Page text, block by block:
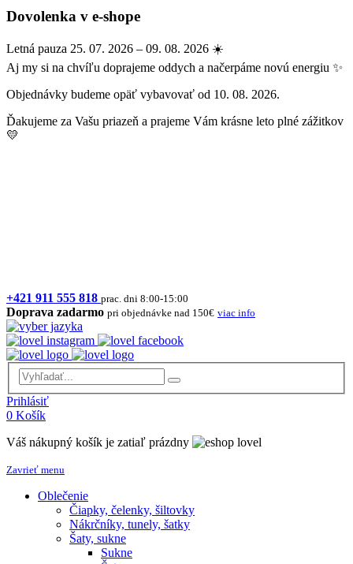
Dovolenka v e-shope
Letná pauza 25. 07. 2026 – 09. 08. 2026 ☀️
Aj my si na chvíľu doprajeme oddych a načerpáme novú energiu ✨
Objednávky budeme opäť vybavovať od 10. 08. 2026.
Ďakujeme za Vašu priazeň a prajeme Vám krásne leto plné zážitkov
💛
+421 911 555 818 prac. dni 8:00-15:00
Doprava zadarmo pri objednávke nad 150€ viac info
Prihlásiť
0 Košík
Váš nákupný košík je zatiaľ prázdny
Zavrieť menu
Oblečenie
Čiapky, čelenky, šiltovky
Nákrčníky, tunely, šatky
Šaty, sukne
Sukne